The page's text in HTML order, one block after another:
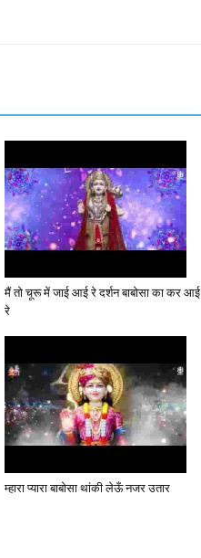
मैं तो चूरू में जाई आई रे दर्शन बाबोसा का कर आई
रे
म्हारा प्यारा बाबोसा थांकी लेऊँ नजर उतार